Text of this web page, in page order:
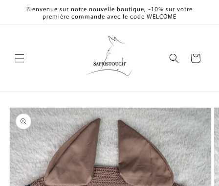
passer
Bienvenue sur notre nouvelle boutique, -10% sur votre
première commande avec le code WELCOME
Panier
Passer aux
informations
produits